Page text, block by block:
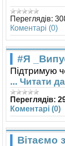
Переглядів:
Коментарі (0)
#Я
Підтримую
... Читати
Переглядів:
Коментарі (0)
Вітаємо